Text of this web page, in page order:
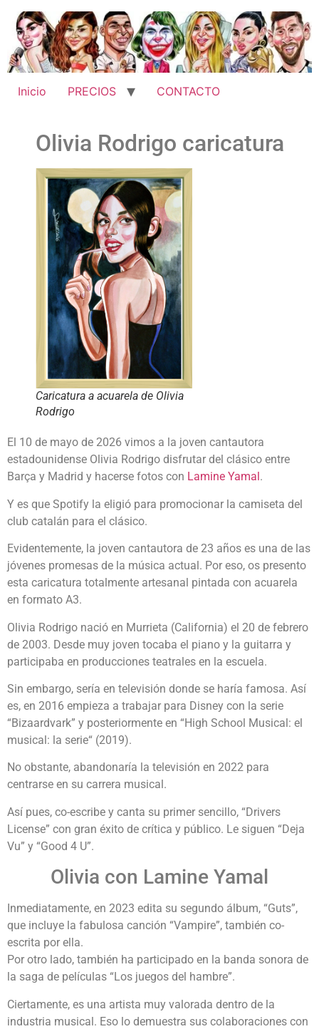
Inicio PRECIOS CONTACTO
Olivia Rodrigo caricatura
Caricatura a acuarela de Olivia
Rodrigo
El 10 de mayo de 2026 vimos a la joven cantautora
estadounidense Olivia Rodrigo disfrutar del clásico entre
Barça y Madrid y hacerse fotos con Lamine Yamal .
Y es que Spotify la eligió para promocionar la camiseta del
club catalán para el clásico.
Evidentemente, la joven cantautora de 23 años es una de las
jóvenes promesas de la música actual. Por eso, os presento
esta caricatura totalmente artesanal pintada con acuarela
en formato A3.
Olivia Rodrigo nació en Murrieta (California) el 20 de febrero
de 2003. Desde muy joven tocaba el piano y la guitarra y
participaba en producciones teatrales en la escuela.
Sin embargo, sería en televisión donde se haría famosa. Así
es, en 2016 empieza a trabajar para Disney con la serie
“Bizaardvark” y posteriormente en “High School Musical: el
musical: la serie“ (2019).
No obstante, abandonaría la televisión en 2022 para
centrarse en su carrera musical.
Así pues, co-escribe y canta su primer sencillo, “Drivers
License” con gran éxito de crítica y público. Le siguen “Deja
Vu” y “Good 4 U”.
Olivia con Lamine Yamal
Inmediatamente, en 2023 edita su segundo álbum, “Guts”,
que incluye la fabulosa canción “Vampire”, también co-
escrita por ella.
Por otro lado, también ha participado en la banda sonora de
la saga de películas “Los juegos del hambre”.
Ciertamente, es una artista muy valorada dentro de la
industria musical. Eso lo demuestra sus colaboraciones con